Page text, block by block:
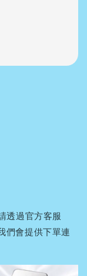
透過官方客服
們會提供下單連